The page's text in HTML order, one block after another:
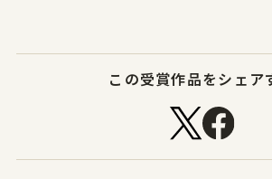
この受賞作品をシェア